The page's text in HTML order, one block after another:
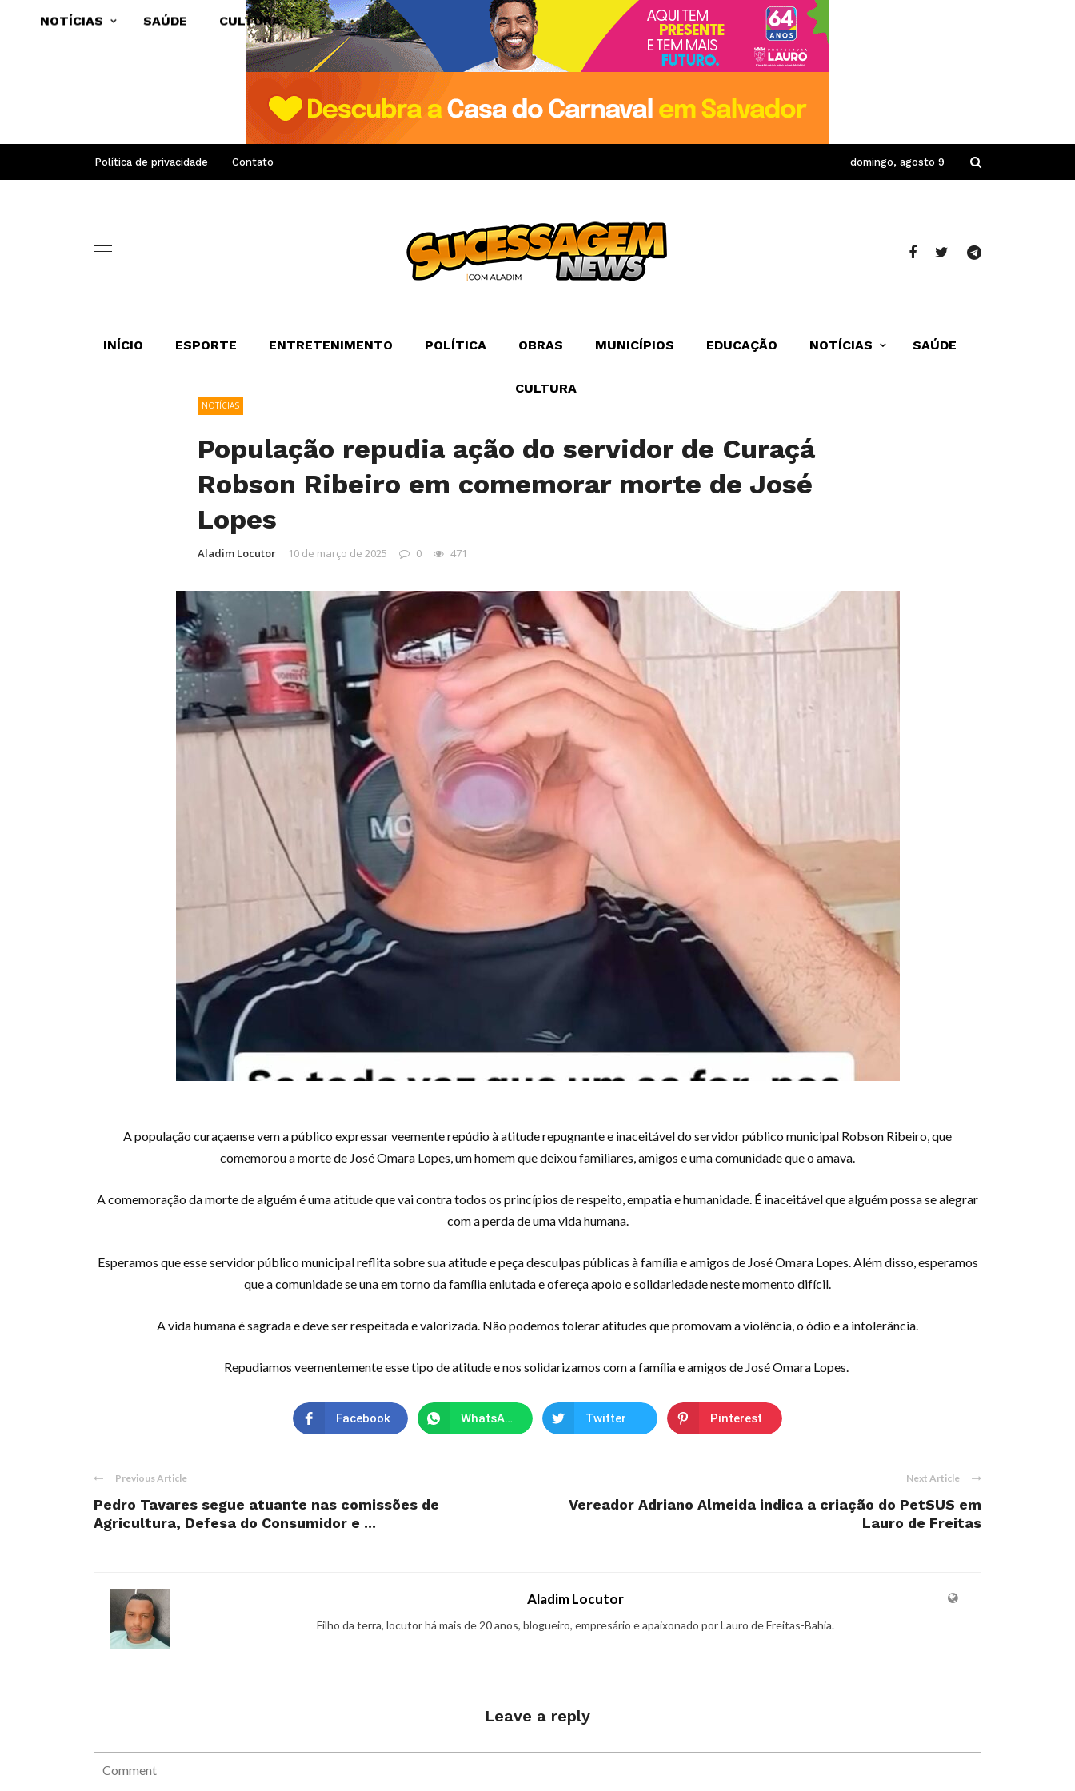
Política de privacidade Contato domingo, agosto 9
INÍCIO ESPORTE ENTRETENIMENTO POLÍTICA OBRAS MUNICÍPIOS EDUCAÇÃO NOTÍCIAS SAÚDE
CULTURA
NOTÍCIAS SAÚDE CULTURA
NOTÍCIAS
População repudia ação do servidor de Curaçá
Robson Ribeiro em comemorar morte de José
Lopes
Aladim Locutor 10 de março de 2025 0 471
A população curaçaense vem a público expressar veemente repúdio à atitude repugnante e inaceitável do servidor público municipal Robson Ribeiro, que
comemorou a morte de José Omara Lopes, um homem que deixou familiares, amigos e uma comunidade que o amava.
A comemoração da morte de alguém é uma atitude que vai contra todos os princípios de respeito, empatia e humanidade. É inaceitável que alguém possa se alegrar
com a perda de uma vida humana.
Esperamos que esse servidor público municipal reflita sobre sua atitude e peça desculpas públicas à família e amigos de José Omara Lopes. Além disso, esperamos
que a comunidade se una em torno da família enlutada e ofereça apoio e solidariedade neste momento difícil.
A vida humana é sagrada e deve ser respeitada e valorizada. Não podemos tolerar atitudes que promovam a violência, o ódio e a intolerância.
Repudiamos veementemente esse tipo de atitude e nos solidarizamos com a família e amigos de José Omara Lopes.
Facebook WhatsApp Twitter Pinterest
Previous Article
Pedro Tavares segue atuante nas comissões de
Agricultura, Defesa do Consumidor e ...
Next Article
Vereador Adriano Almeida indica a criação do PetSUS em
Lauro de Freitas
Aladim Locutor
Filho da terra, locutor há mais de 20 anos, blogueiro, empresário e apaixonado por Lauro de Freitas-Bahia.
Leave a reply